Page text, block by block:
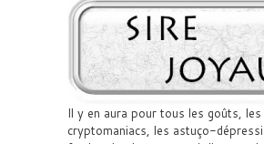
Il y en aura pour tous les goûts, les
cryptomaniacs, les astuço-